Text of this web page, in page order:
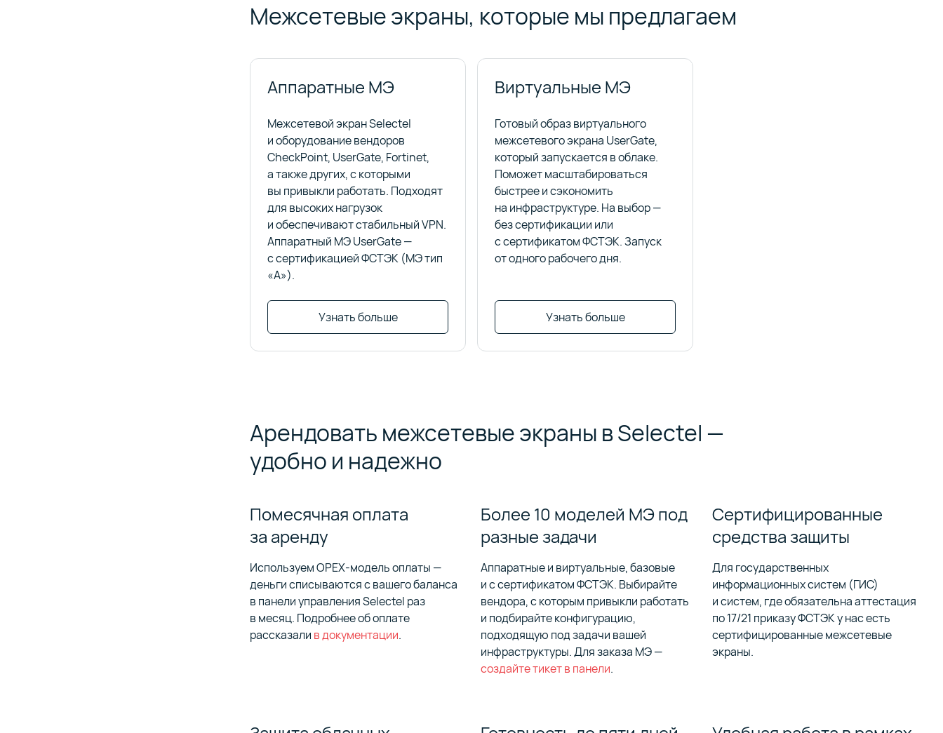
Межсетевые экраны, которые мы предлагаем
Аппаратные МЭ
Межсетевой экран Selectel
и оборудование вендоров
CheckPoint, UserGate, Fortinet,
а также других, с которыми
вы привыкли работать. Подходят
для высоких нагрузок
и обеспечивают стабильный VPN.
Аппаратный МЭ UserGate —
с сертификацией ФСТЭК (МЭ тип
«А»).
Узнать больше
Виртуальные МЭ
Готовый образ виртуального
межсетевого экрана UserGate,
который запускается в облаке.
Поможет масштабироваться
быстрее и сэкономить
на инфраструктуре. На выбор —
без сертификации или
с сертификатом ФСТЭК. Запуск
от одного рабочего дня.
Узнать больше
Арендовать межсетевые экраны в Selectel —
удобно и надежно
Помесячная оплата
за аренду
Используем OPEX-модель оплаты —
деньги списываются с вашего баланса
в панели управления Selectel раз
в месяц. Подробнее об оплате
рассказали в документации.
Более 10 моделей МЭ под
разные задачи
Аппаратные и виртуальные, базовые
и с сертификатом ФСТЭК. Выбирайте
вендора, с которым привыкли работать
и подбирайте конфигурацию,
подходящую под задачи вашей
инфраструктуры. Для заказа МЭ —
создайте тикет в панели.
Сертифицированные
средства защиты
Для государственных
информационных систем (ГИС)
и систем, где обязательна аттестация
по 17/21 приказу ФСТЭК у нас есть
сертифицированные межсетевые
экраны.